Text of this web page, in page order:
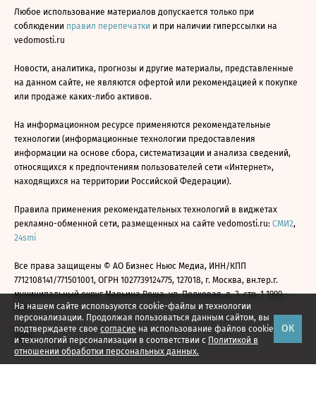
На нашем сайте используются cookie-файлы и технологии
персонализации. Продолжая пользоваться данным сайтом, вы
подтверждаете свое согласие на использование файлов cookie
и технологий персонализации в соответствии с Политикой в
отношении обработки персональных данных.
ОК
Любое использование материалов допускается только при
соблюдении правил перепечатки и при наличии гиперссылки на
vedomosti.ru
Новости, аналитика, прогнозы и другие материалы, представленные
на данном сайте, не являются офертой или рекомендацией к покупке
или продаже каких-либо активов.
На информационном ресурсе применяются рекомендательные
технологии (информационные технологии предоставления
информации на основе сбора, систематизации и анализа сведений,
относящихся к предпочтениям пользователей сети «Интернет»,
находящихся на территории Российской Федерации).
Правила применения рекомендательных технологий в виджетах
рекламно-обменной сети, размещенных на сайте vedomosti.ru: СМИ2,
24smi
Все права защищены © АО Бизнес Ньюс Медиа, ИНН/КПП
7712108141/771501001, ОГРН 1027739124775, 127018, г. Москва, вн.тер.г.
муниципальный округ Марьина Роща, ул. Полковая, д. 3, стр. 1 1999—
2026